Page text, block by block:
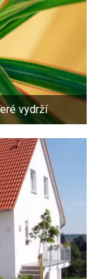
vydrží